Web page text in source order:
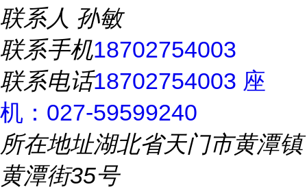
联系人 孙敏
联系手机18702754003
联系电话18702754003 座
机：027-59599240
所在地址湖北省天门市黄潭镇
黄潭街35号